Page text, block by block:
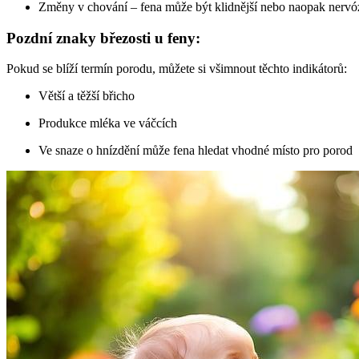
Změny v chování – fena může být klidnější nebo naopak
Pozdní znaky březosti u feny:
Pokud se blíží termín porodu, můžete si všimnout těchto indikátorů:
Větší a těžší břicho
Produkce mléka ve váčcích
Ve snaze o hnízdění může fena hledat vhodné místo pro porod